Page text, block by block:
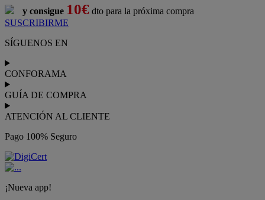
y consigue 10€ dto para la próxima compra
SUSCRIBIRME
SÍGUENOS EN
CONFORAMA
GUÍA DE COMPRA
ATENCIÓN AL CLIENTE
Pago 100% Seguro
¡Nueva app!